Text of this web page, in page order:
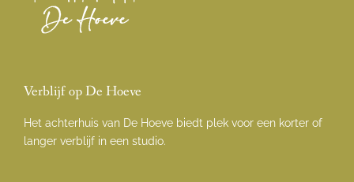
Verblijf op De Hoeve
Het achterhuis van De Hoeve biedt plek voor een korter of
langer verblijf in een studio.